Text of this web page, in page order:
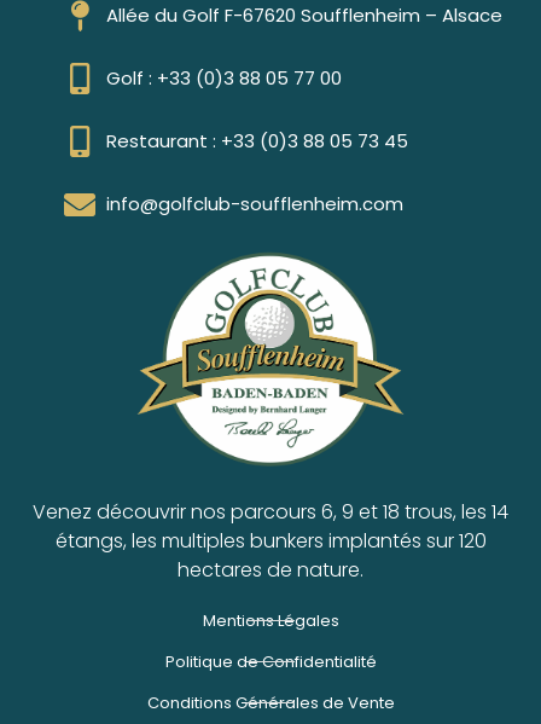
Allée du Golf F-67620 Soufflenheim – Alsace
Golf : +33 (0)3 88 05 77 00
Restaurant : +33 (0)3 88 05 73 45
info@golfclub-soufflenheim.com
Venez découvrir nos parcours 6, 9 et 18 trous, les 14
étangs, les multiples bunkers implantés sur 120
hectares de nature.
Mentions Légales
Politique de Confidentialité
Conditions Générales de Vente